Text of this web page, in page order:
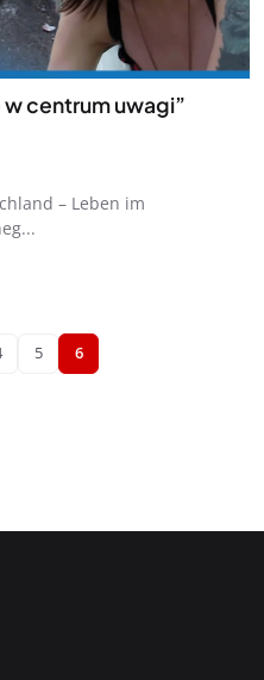
w centrum uwagi”
– Leben im
5 6